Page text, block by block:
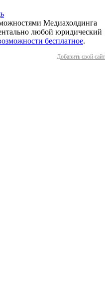
Медиахолдинга
любой юридический
бесплатное.
Добавить свой сайт